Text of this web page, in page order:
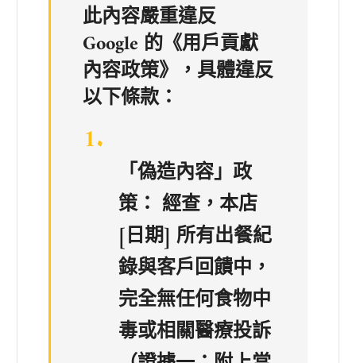
此內容嚴重違反
Google 的《用戶貢獻
內容政策》，具體違反
以下條款：
「偽造內容」政
策： 經查，本店
[日期] 所有出餐紀
錄與客戶回饋中，
完全無任何食物中
毒或相關醫療投訴